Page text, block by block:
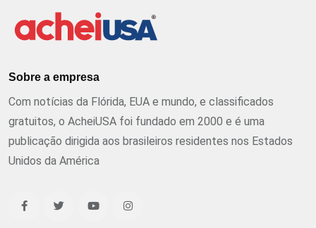
Sobre a empresa
Com notícias da Flórida, EUA e mundo, e classificados
gratuitos, o AcheiUSA foi fundado em 2000 e é uma
publicação dirigida aos brasileiros residentes nos Estados
Unidos da América